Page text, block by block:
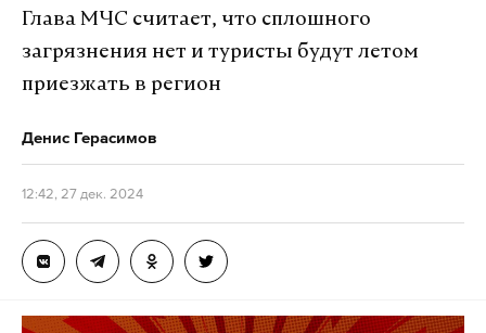
председателями фракций и групп в бундестаге,
«чтобы убедиться в том, что больше нет никаких
парламентского большинства для правительства
16 декабря на внеочередном заседании бундестаг
отказал в доверии правительству канцлера
роспуск парламента и проведение новых выборов,
Глава МЧС считает, что сплошного
загрязнения нет и туристы будут летом
приезжать в регион
Денис Герасимов
12:42, 27 дек. 2024